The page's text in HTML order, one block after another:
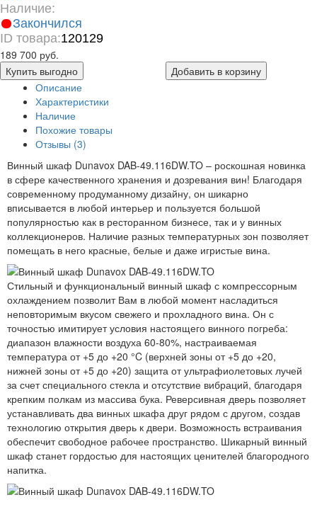
Наличие:
Закончился
ID товара:120129
189 700 руб.
Купить выгодно
Добавить в корзину
Описание
Характеристики
Наличие
Похожие товары
Отзывы (3)
Винный шкаф Dunavox DAB-49.116DW.TO – роскошная новинка
в сфере качественного хранения и дозревания вин! Благодаря
современному продуманному дизайну, он шикарно
вписывается в любой интерьер и пользуется большой
популярностью как в ресторанном бизнесе, так и у винных
коллекционеров. Наличие разных температурных зон позволяет
помещать в него красные, белые и даже игристые вина.
Стильный и функциональный винный шкаф с компрессорным
охлаждением позволит Вам в любой момент насладиться
неповторимым вкусом свежего и прохладного вина. Он с
точностью имитирует условия настоящего винного погреба:
диапазон влажности воздуха 60-80%, настраиваемая
температура от +5 до +20 °C (верхней зоны от +5 до +20,
нижней зоны от +5 до +20) защита от ультрафиолетовых лучей
за счет специального стекла и отсутствие вибраций, благодаря
крепким полкам из массива бука. Реверсивная дверь позволяет
устанавливать два винных шкафа друг рядом с другом, создав
технологию открытия дверь к двери. Возможность встраивания
обеспечит свободное рабочее пространство. Шикарный винный
шкаф станет гордостью для настоящих ценителей благородного
напитка.